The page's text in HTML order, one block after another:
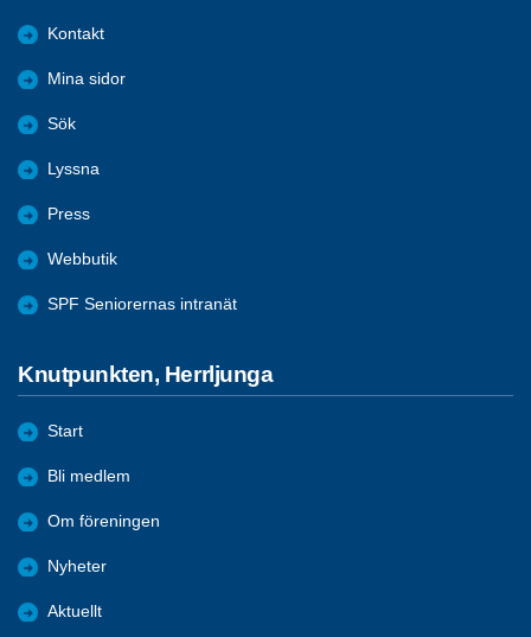
Kontakt
Mina sidor
Sök
Lyssna
Press
Webbutik
SPF Seniorernas intranät
Knutpunkten, Herrljunga
Start
Bli medlem
Om föreningen
Nyheter
Aktuellt